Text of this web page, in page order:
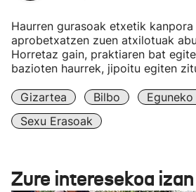
Haurren gurasoak etxetik kanpora
aprobetxatzen zuen atxilotuak
Horretaz gain, praktiaren bat
bazioten haurrek, jipoitu egiten
Gizartea Bilbo
Sexu Erasoak
Zure interesekoa